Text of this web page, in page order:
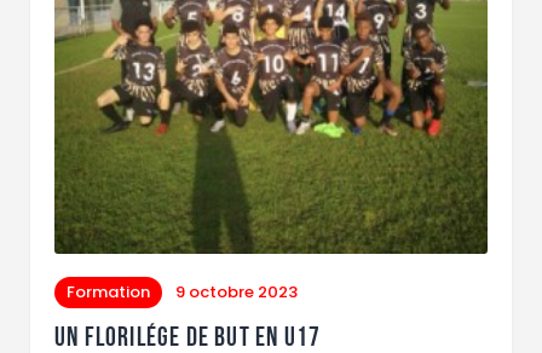
Formation 9 octobre 2023
Un florilége de but en U17